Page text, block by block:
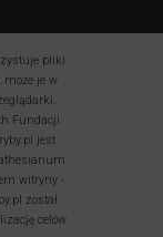
pliki
może je w
Fundacji
jest
witryny -
został
celów